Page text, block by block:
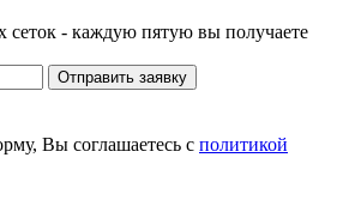
сеток - каждую пятую вы получаете
Отправить заявку
Вы соглашаетесь с политикой